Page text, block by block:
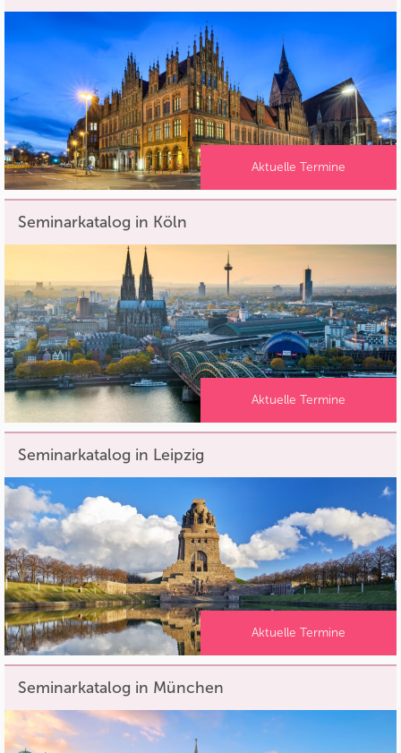
Aktuelle Termine
Seminarkatalog in Köln
Aktuelle Termine
Seminarkatalog in Leipzig
Aktuelle Termine
Seminarkatalog in München